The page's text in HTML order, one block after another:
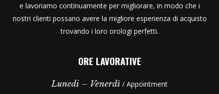
e lavoriamo continuamente per migliorare, in modo che i
nostri clienti possano avere la migliore esperienza di acquisto
trovando i loro orologi perfetti.
ORE LAVORATIVE
Lunedi – Venerdì / Appointment